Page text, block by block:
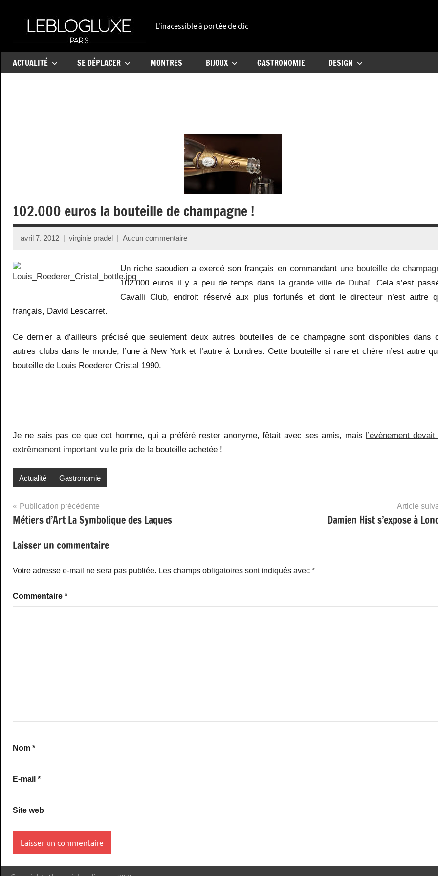
contenu
leblogluxe
L'inacessible à portée de clic
ACTUALITÉ SE DÉPLACER MONTRES BIJOUX GASTRONOMIE DESIGN
102.000 euros la bouteille de champagne !
avril 7, 2012 virginie pradel Aucun commentaire
Un riche saoudien a exercé son français en commandant une bouteille de
102.000 euros il y a peu de temps dans
la grande ville de Dubaï. Cela s’est
Cavalli Club, endroit réservé aux plus fortunés et dont le directeur n’est autre
français, David Lescarret.
Ce dernier a d’ailleurs précisé que seulement deux autres bouteilles de ce champagne sont disponibles dans
autres clubs dans le monde, l’une à New York et l’autre à Londres. Cette bouteille si rare et chère n’est autre
bouteille de Louis Roederer Cristal 1990.
Je ne sais pas ce que cet homme, qui a préféré rester anonyme, fêtait avec ses amis, mais
l’évènement
extrêmement important vu le prix de la bouteille achetée !
Actualité Gastronomie
Navigation
de
l’article
Publication précédente
Métiers d’Art La Symbolique des Laques
Article
Damien Hist s’expose à
Laisser un commentaire
Votre adresse e-mail ne sera pas publiée. Les champs obligatoires sont indiqués avec *
Commentaire *
Nom *
E-mail *
Site web